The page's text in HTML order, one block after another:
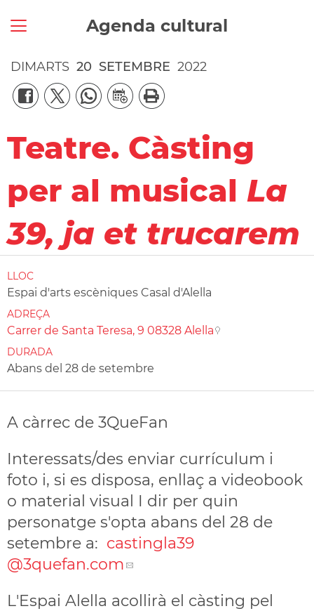
Agenda cultural
DIMARTS 20 SETEMBRE 2022
Teatre. Càsting
per al musical La
39, ja et trucarem
LLOC
Espai d'arts escèniques Casal d'Alella
ADREÇA
Carrer de Santa Teresa, 9 08328 Alella
DURADA
Abans del 28 de setembre
A càrrec de 3QueFan
Interessats/des enviar currículum i
foto i, si es disposa, enllaç a videobook
o material visual I dir per quin
personatge s'opta abans del 28 de
setembre a: castingla39
@3quefan.com
L'Espai Alella acollirà el càsting pel